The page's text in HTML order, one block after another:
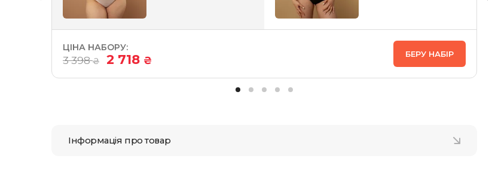
ЦІНА НАБОРУ:
3 398₴ 2 718 ₴
БЕРУ НАБІР
Інформація про товар